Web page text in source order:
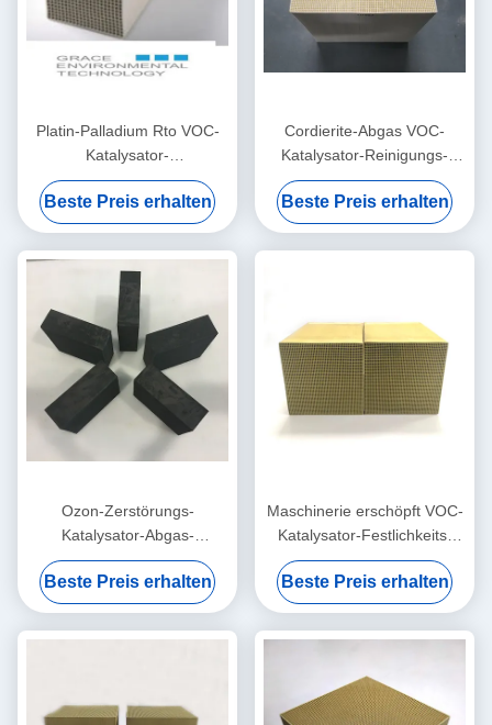
Platin-Palladium Rto VOC-
Katalysator-
Verbrennungsprozess-
katalytische Oxidations-
Systeme
Beste Preis erhalten
Cordierite-Abgas VOC-
Katalysator-Reinigungs-
Drahtseil emaillierte Draht-
Maschinerie-Industrie
Beste Preis erhalten
Ozon-Zerstörungs-
Katalysator-Abgas-
Behandlung 150x150x50mm
bis 300mm
Beste Preis erhalten
Maschinerie erschöpft VOC-
Katalysator-Festlichkeits-
Benzol-Alkohol-Aldehyde-
Alkan 100x100x50mm
Beste Preis erhalten